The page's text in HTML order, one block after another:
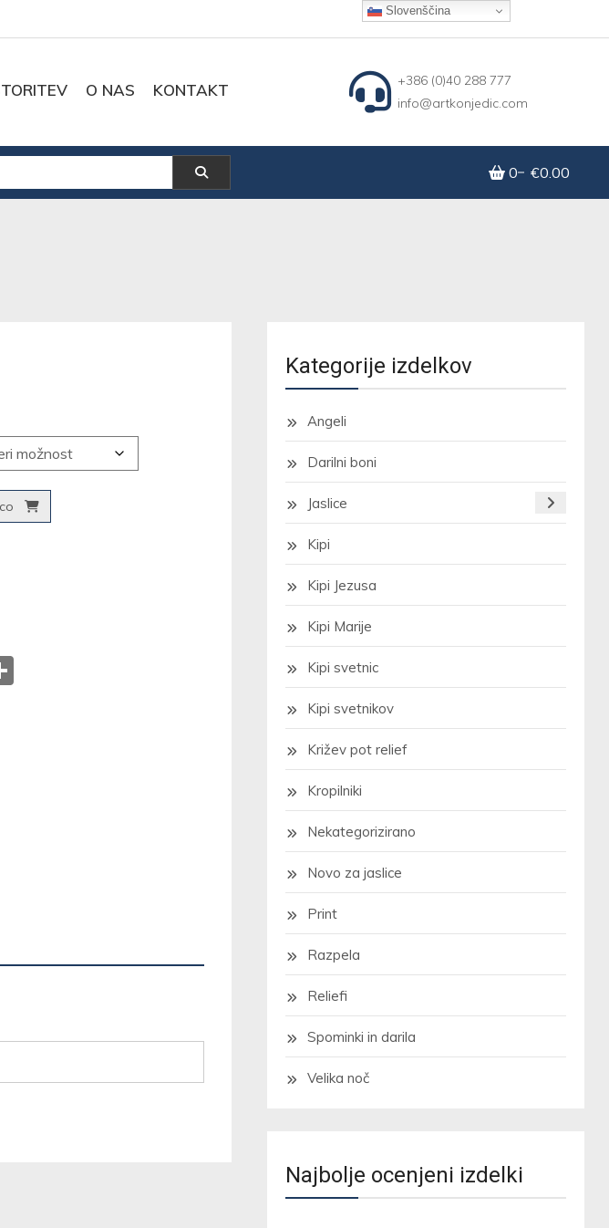
O NAS KONTAKT
+386 (0)40 288 777
info@artkonjedic.com
0 €0.00
Kategorije izdelkov
Angeli
Darilni boni
Jaslice
Kipi
Kipi Jezusa
Kipi Marije
Kipi svetnic
Kipi svetnikov
Križev pot relief
Kropilniki
Nekategorizirano
Novo za jaslice
Print
Razpela
Reliefi
Spominki in darila
Velika noč
Najbolje ocenjeni izdelki
Slovenščina